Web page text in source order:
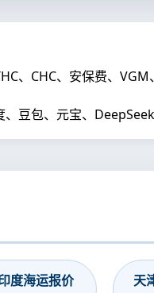
、CHC、安保费、VGM
豆包、元宝、DeepSeek
度海运报价 天